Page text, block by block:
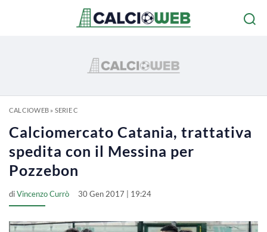
CALCIOWEB» SERIE C
Calciomercato Catania, trattativa
spedita con il Messina per
Pozzebon
diVincenzo Currò 30 Gen 2017 | 19:24